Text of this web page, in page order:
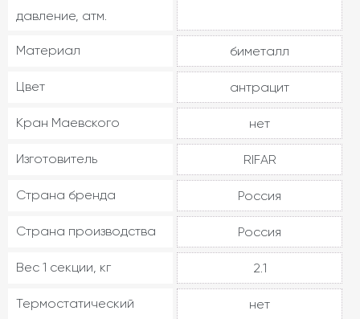
давление, атм.
Материал биметалл
Цвет антрацит
Кран Маевского нет
Изготовитель RIFAR
Страна бренда Россия
Страна производства Россия
Вес 1 секции, кг 2.1
Термостатический
нет